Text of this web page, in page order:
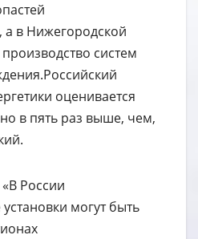
а в Нижегородской
систем
оценивается
в пять раз выше, чем,
России
могут быть